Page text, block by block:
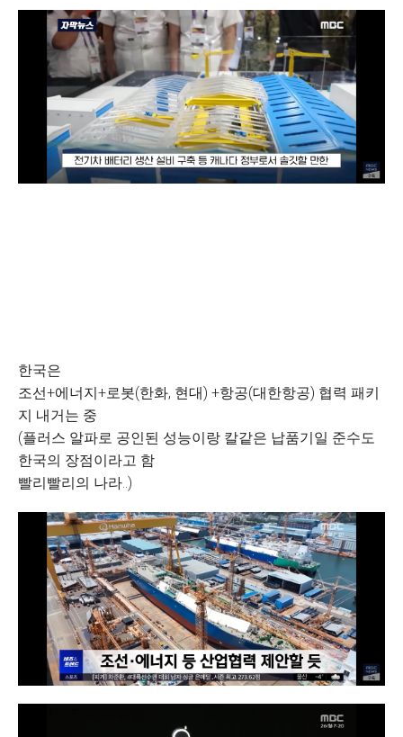
한국은
조선+에너지+로봇(한화, 현대) +항공(대한항공) 협력 패키
지 내거는 중
(플러스 알파로 공인된 성능이랑 칼같은 납품기일 준수도
한국의 장점이라고 함
빨리빨리의 나라..)